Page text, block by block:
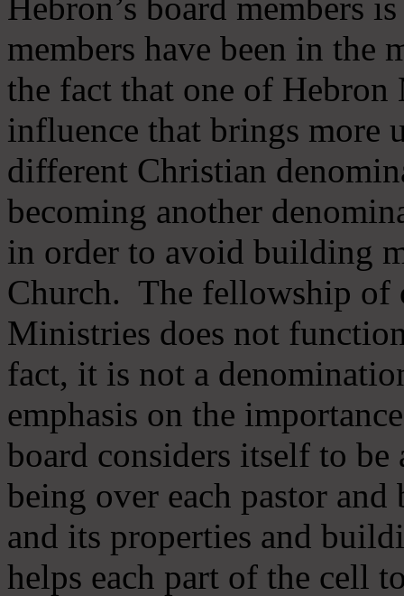
members have been in
the fact that one of
influence that brings more
different Christian
becoming another
in order to avoid building
Church. The fellowship of
Ministries does not
fact, it is not a
emphasis on the
board considers itself to be
being over each pastor
and its properties and
helps each part of the cell